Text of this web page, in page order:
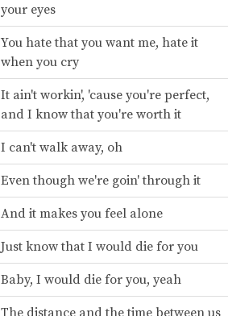
your eyes
You hate that you want me, hate it
when you cry
It ain't workin', 'cause you're perfect,
and I know that you're worth it
I can't walk away, oh
Even though we're goin' through it
And it makes you feel alone
Just know that I would die for you
Baby, I would die for you, yeah
The distance and the time between us